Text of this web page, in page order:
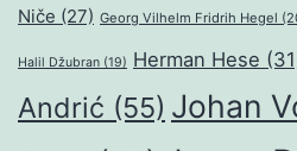
Niče (27) Georg Vilhelm Fridrih Hegel
Halil Džubran (19) Herman Hese
Andrić (55) Johan